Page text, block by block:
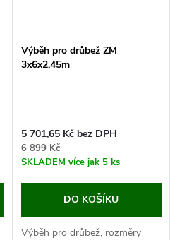
Výběh pro drůbež ZM
3x6x2,45m
5 701,65 Kč bez DPH
6 899 Kč
SKLADEM více jak 5 ks
DO KOŠÍKU
Výběh pro drůbež, rozměry